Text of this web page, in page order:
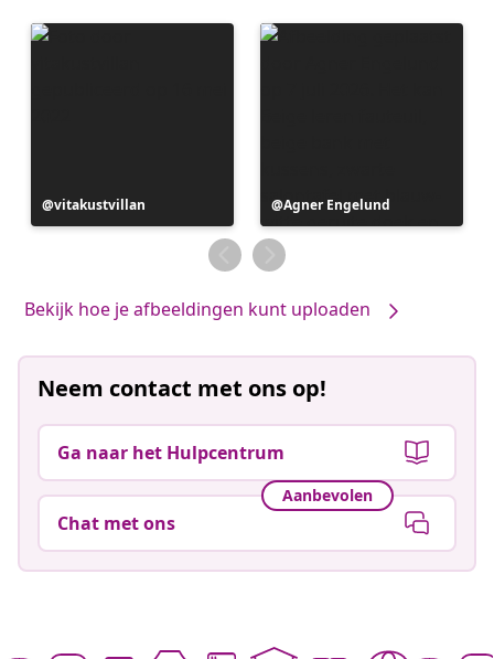
Bericht
gepubliceerd
vitakustvillan
Bericht
gepubliceerd
door
Agner Engelund
Bekijk hoe je afbeeldingen kunt uploaden
Neem contact met ons op!
Ga naar het Hulpcentrum
Aanbevolen
Chat met ons